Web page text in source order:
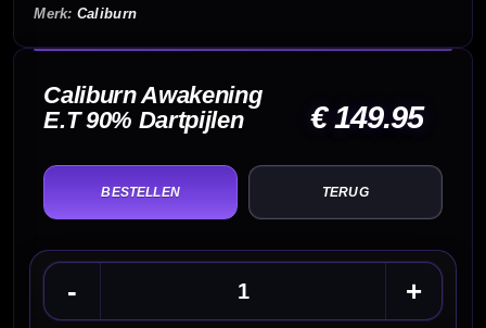
Caliburn
Caliburn Awakening
E.T 90% Dartpijlen
€ 149.95
TERUG
- +